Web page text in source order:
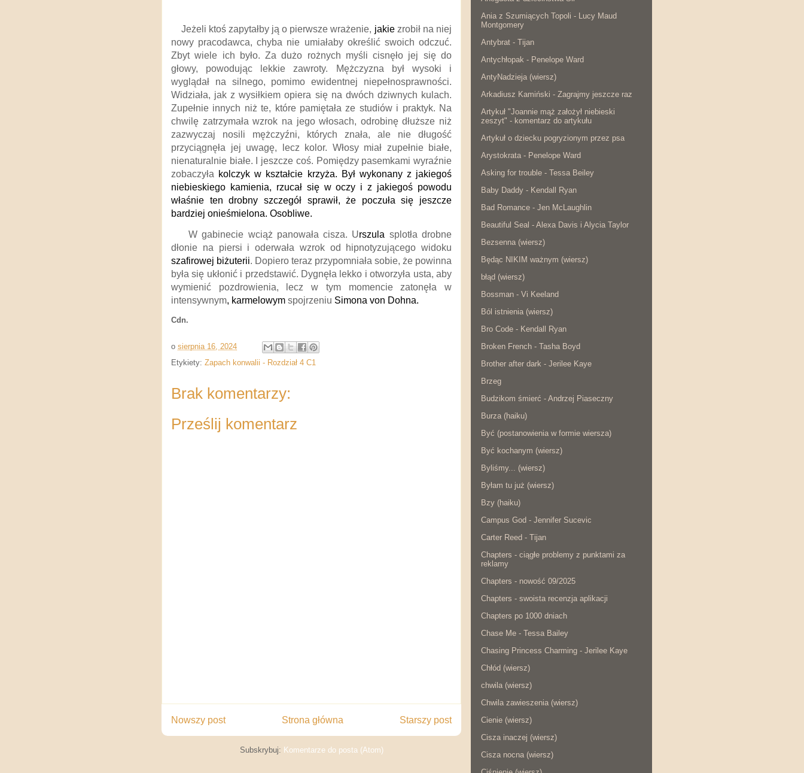
Jeżeli ktoś zapytałby ją o pierwsze wrażenie, jakie zrobił na niej
nowy pracodawca, chyba nie umiałaby określić swoich odczuć.
Zbyt wiele ich było. Za dużo rożnych myśli cisnęło jej się do
głowy, powodując lekkie zawroty. Mężczyzna był wysoki i
wyglądał na silnego, pomimo ewidentnej niepełnosprawności.
Widziała, jak z wysiłkiem opiera się na dwóch dziwnych kulach.
Zupełnie innych niż te, które pamiętała ze studiów i praktyk. Na
chwilę zatrzymała wzrok na jego włosach, odrobinę dłuższe niż
zazwyczaj nosili mężczyźni, których znała, ale nie długość
przyciągnęła jej uwagę, lecz kolor. Włosy miał zupełnie białe,
nienaturalnie białe. I jeszcze coś. Pomiędzy pasemkami wyraźnie
zobaczyła kolczyk w kształcie krzyża. Był wykonany z jakiegoś
niebieskiego kamienia, rzucał się w oczy i z jakiegoś powodu
właśnie ten drobny szczegół sprawił, że poczuła się jeszcze
bardziej onieśmielona. Osobliwe.
W gabinecie wciąż panowała cisza. Urszula splotła drobne
dłonie na piersi i oderwała wzrok od hipnotyzującego widoku
szafirowej biżuterii. Dopiero teraz przypomniała sobie, że powinna
była się ukłonić i przedstawić. Dygnęła lekko i otworzyła usta, aby
wymienić pozdrowienia, lecz w tym momencie zatonęła w
intensywnym, karmelowym spojrzeniu Simona von Dohna.
Cdn.
o sierpnia 16, 2024
Etykiety: Zapach konwalii - Rozdział 4 C1
Brak komentarzy:
Prześlij komentarz
Nowszy post Starszy post
Strona główna
Subskrybuj: Komentarze do posta (Atom)
Ania z Szumiących Topoli - Lucy Maud
Montgomery
Antybrat - Tijan
Antychłopak - Penelope Ward
AntyNadzieja (wiersz)
Arkadiusz Kamiński - Zagrajmy jeszcze raz
Artykuł "Joannie mąż założył niebieski
zeszyt" - komentarz do artykułu
Artykuł o dziecku pogryzionym przez psa
Arystokrata - Penelope Ward
Asking for trouble - Tessa Beiley
Baby Daddy - Kendall Ryan
Bad Romance - Jen McLaughlin
Beautiful Seal - Alexa Davis i Alycia Taylor
Bezsenna (wiersz)
Będąc NIKIM ważnym (wiersz)
błąd (wiersz)
Bossman - Vi Keeland
Ból istnienia (wiersz)
Bro Code - Kendall Ryan
Broken French - Tasha Boyd
Brother after dark - Jerilee Kaye
Brzeg
Budzikom śmierć - Andrzej Piaseczny
Burza (haiku)
Być (postanowienia w formie wiersza)
Być kochanym (wiersz)
Byliśmy... (wiersz)
Byłam tu już (wiersz)
Bzy (haiku)
Campus God - Jennifer Sucevic
Carter Reed - Tijan
Chapters - ciągłe problemy z punktami za
reklamy
Chapters - nowość 09/2025
Chapters - swoista recenzja aplikacji
Chapters po 1000 dniach
Chase Me - Tessa Bailey
Chasing Princess Charming - Jerilee Kaye
Chłód (wiersz)
chwila (wiersz)
Chwila zawieszenia (wiersz)
Cienie (wiersz)
Cisza inaczej (wiersz)
Cisza nocna (wiersz)